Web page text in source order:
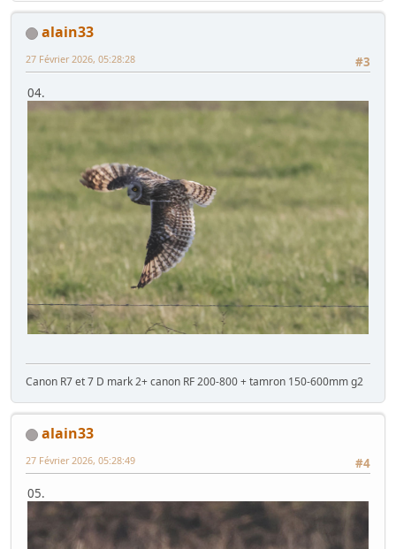
alain33
#3
27 Février 2026, 05:28:28
04.
Canon R7 et 7 D mark 2+ canon RF 200-800 + tamron 150-600mm g2
alain33
#4
27 Février 2026, 05:28:49
05.